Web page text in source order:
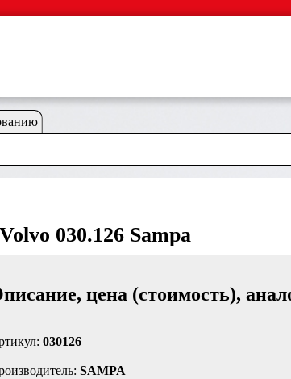
030.126 Sampa
цена (стоимость),
030126
SAMPA